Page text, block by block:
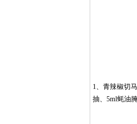
1、青辣椒切
抽、5ml蚝油